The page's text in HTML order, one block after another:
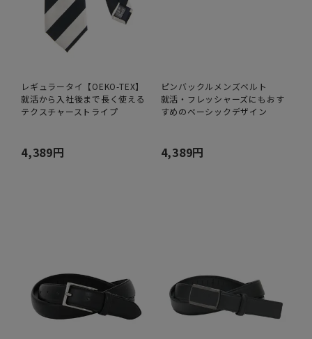
レギュラータイ【OEKO-TEX】
就活から入社後まで長く使える
テクスチャーストライプ
4,389円
ピンバックルメンズベルト
就活・フレッシャーズにもおす
すめのベーシックデザイン
4,389円